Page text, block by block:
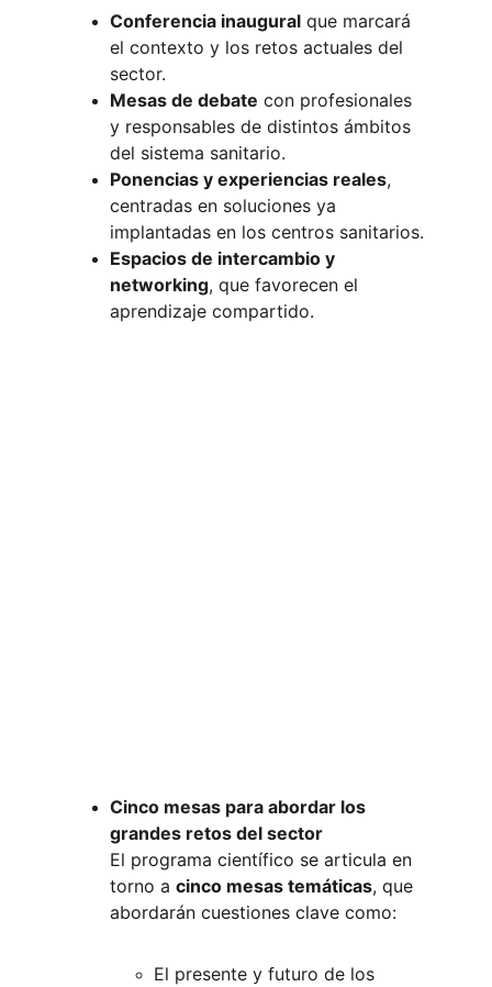
Conferencia inaugural que marcará
el contexto y los retos actuales del
sector.
Mesas de debate con profesionales
y responsables de distintos ámbitos
del sistema sanitario.
Ponencias y experiencias reales,
centradas en soluciones ya
implantadas en los centros sanitarios.
Espacios de intercambio y
networking, que favorecen el
aprendizaje compartido.
Cinco mesas para abordar los
grandes retos del sector
El programa científico se articula en
torno a cinco mesas temáticas, que
abordarán cuestiones clave como:
El presente y futuro de los